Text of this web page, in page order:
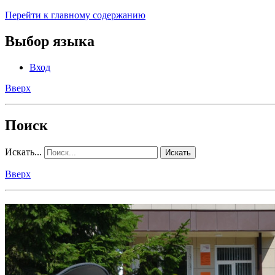
Перейти к главному содержанию
Выбор языка
Вход
Вверх
Поиск
Искать... Искать
Вверх